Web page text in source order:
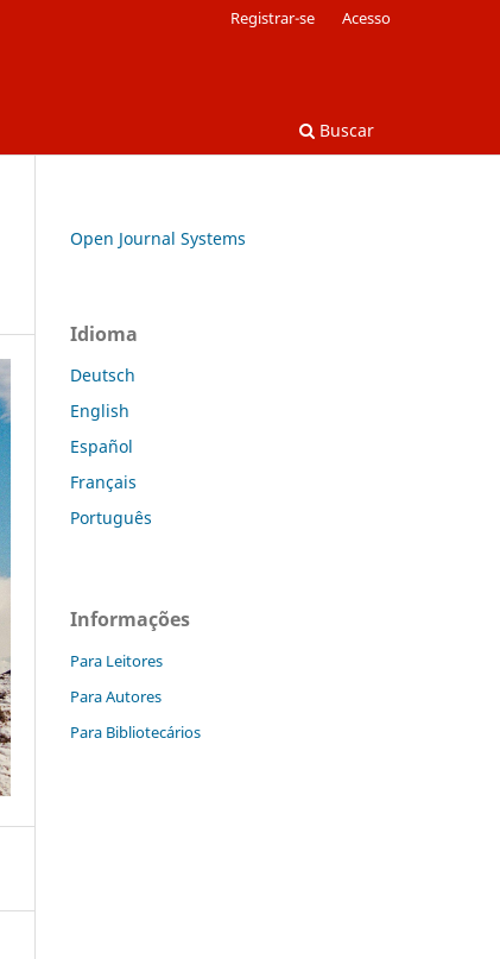
Buscar
Registrar-se Acesso
Open Journal Systems
Idioma
Deutsch
English
Español
Français
Português
Informações
Para Leitores
Para Autores
Para Bibliotecários